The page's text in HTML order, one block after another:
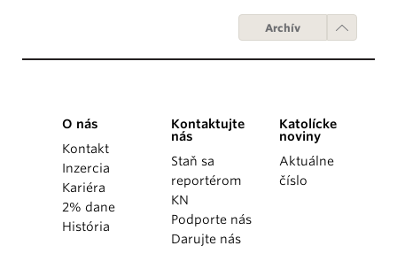
Archív
O nás
Kontakt
Inzercia
Kariéra
2% dane
História
Kontaktujte
nás
Staň sa
reportérom
KN
Podporte nás
Darujte nás
Katolícke
noviny
Aktuálne
číslo